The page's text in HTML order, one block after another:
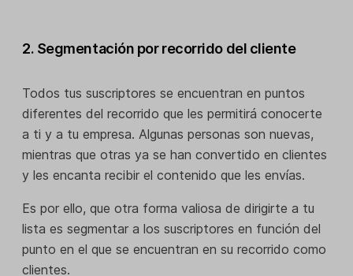
2. Segmentación por recorrido del cliente
Todos tus suscriptores se encuentran en puntos
diferentes del recorrido que les permitirá conocerte
a ti y a tu empresa. Algunas personas son nuevas,
mientras que otras ya se han convertido en clientes
y les encanta recibir el contenido que les envías.
Es por ello, que otra forma valiosa de dirigirte a tu
lista es segmentar a los suscriptores en función del
punto en el que se encuentran en su recorrido como
clientes.